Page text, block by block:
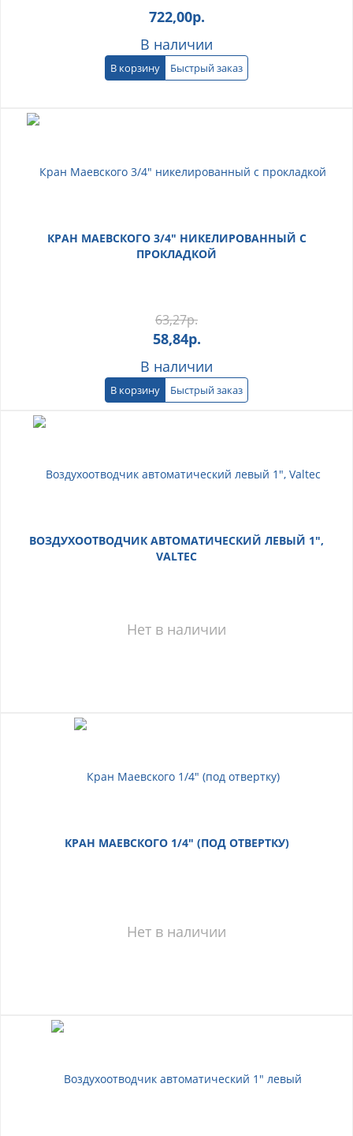
722,00р.
В наличии
В корзину Быстрый заказ
КРАН МАЕВСКОГО 3/4" НИКЕЛИРОВАННЫЙ С
ПРОКЛАДКОЙ
63,27р.
58,84р.
В наличии
В корзину Быстрый заказ
ВОЗДУХООТВОДЧИК АВТОМАТИЧЕСКИЙ ЛЕВЫЙ 1",
VALTEC
Нет в наличии
КРАН МАЕВСКОГО 1/4" (ПОД ОТВЕРТКУ)
Нет в наличии